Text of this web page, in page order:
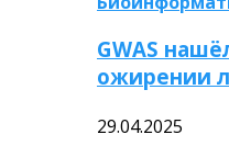
GWAS
ожирении
29.04.2025